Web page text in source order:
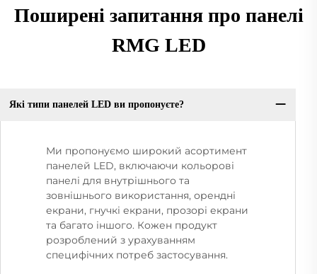
Поширені запитання про панелі
RMG LED
Які типи панелей LED ви пропонуєте?
Ми пропонуємо широкий асортимент
панелей LED, включаючи кольорові
панелі для внутрішнього та
зовнішнього використання, орендні
екрани, гнучкі екрани, прозорі екрани
та багато іншого. Кожен продукт
розроблений з урахуванням
специфічних потреб застосування.